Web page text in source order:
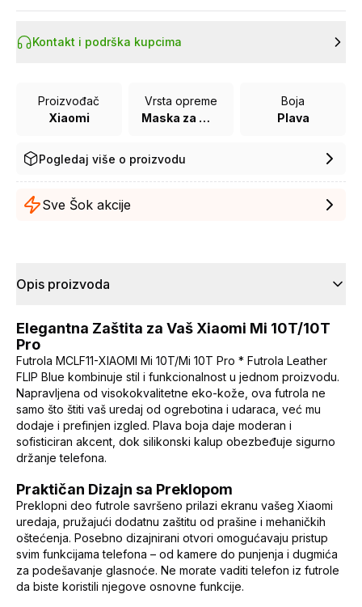
Kontakt i podrška kupcima
Proizvođač
Xiaomi
Vrsta opreme
Maska za mobilni telefon
Boja
Plava
Pogledaj više o proizvodu
Sve Šok akcije
Opis proizvoda
Elegantna Zaštita za Vaš Xiaomi Mi 10T/10T
Pro
Futrola MCLF11-XIAOMI Mi 10T/Mi 10T Pro * Futrola Leather
FLIP Blue kombinuje stil i funkcionalnost u jednom proizvodu.
Napravljena od visokokvalitetne eko-kože, ova futrola ne
samo što štiti vaš uredaj od ogrebotina i udaraca, već mu
dodaje i prefinjen izgled. Plava boja daje moderan i
sofisticiran akcent, dok silikonski kalup obezbeđuje sigurno
držanje telefona.
Praktičan Dizajn sa Preklopom
Preklopni deo futrole savršeno prilazi ekranu vašeg Xiaomi
uredaja, pružajući dodatnu zaštitu od prašine i mehaničkih
oštećenja. Posebno dizajnirani otvori omogućavaju pristup
svim funkcijama telefona – od kamere do punjenja i dugmića
za podešavanje glasnoće. Ne morate vaditi telefon iz futrole
da biste koristili njegove osnovne funkcije.